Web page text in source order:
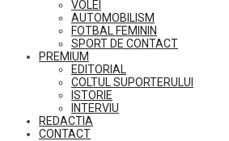
VOLEI
AUTOMOBILISM
FOTBAL FEMININ
SPORT DE CONTACT
PREMIUM
EDITORIAL
COLTUL SUPORTERULUI
ISTORIE
INTERVIU
REDACTIA
CONTACT